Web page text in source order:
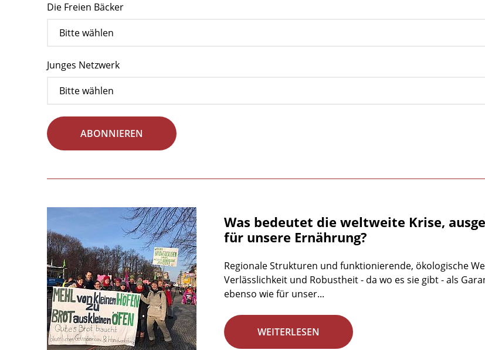
Die Freien Bäcker
Junges Netzwerk
ABONNIEREN
Was bedeutet die weltweite Krise,
für unsere Ernährung?
Regionale Strukturen und funktionierende, ökologische
Verlässlichkeit und Robustheit - da wo es sie gibt - als
ebenso wie für unser...
WEITERLESEN